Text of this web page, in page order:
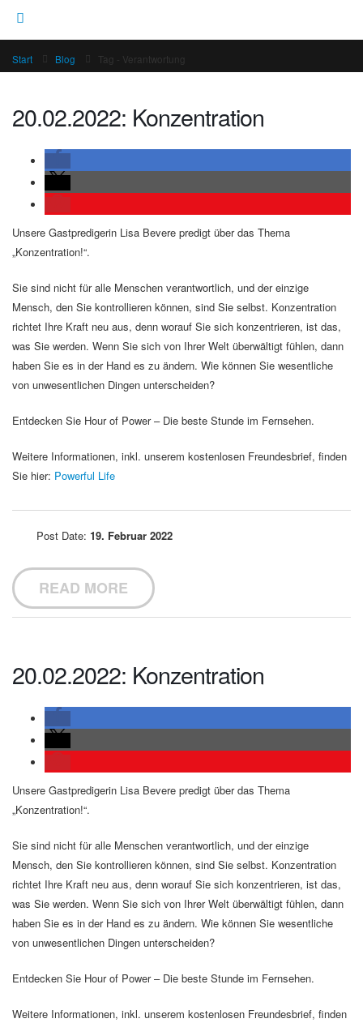
Start Blog Tag - Verantwortung
20.02.2022: Konzentration
Unsere Gastpredigerin Lisa Bevere predigt über das Thema
„Konzentration!“.
Sie sind nicht für alle Menschen verantwortlich, und der einzige
Mensch, den Sie kontrollieren können, sind Sie selbst. Konzentration
richtet Ihre Kraft neu aus, denn worauf Sie sich konzentrieren, ist das,
was Sie werden. Wenn Sie sich von Ihrer Welt überwältigt fühlen, dann
haben Sie es in der Hand es zu ändern. Wie können Sie wesentliche
von unwesentlichen Dingen unterscheiden?
Entdecken Sie Hour of Power – Die beste Stunde im Fernsehen.
Weitere Informationen, inkl. unserem kostenlosen Freundesbrief, finden
Sie hier: Powerful Life
Post Date: 19. Februar 2022
READ MORE
20.02.2022: Konzentration
Unsere Gastpredigerin Lisa Bevere predigt über das Thema
„Konzentration!“.
Sie sind nicht für alle Menschen verantwortlich, und der einzige
Mensch, den Sie kontrollieren können, sind Sie selbst. Konzentration
richtet Ihre Kraft neu aus, denn worauf Sie sich konzentrieren, ist das,
was Sie werden. Wenn Sie sich von Ihrer Welt überwältigt fühlen, dann
haben Sie es in der Hand es zu ändern. Wie können Sie wesentliche
von unwesentlichen Dingen unterscheiden?
Entdecken Sie Hour of Power – Die beste Stunde im Fernsehen.
Weitere Informationen, inkl. unserem kostenlosen Freundesbrief, finden